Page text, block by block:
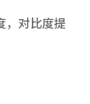
，对比度提